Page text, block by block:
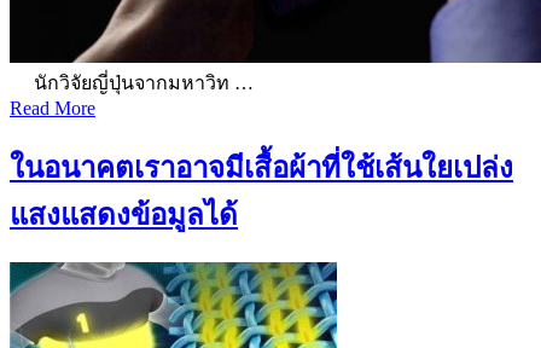
นักวิจัยญี่ปุ่นจากมหาวิท …
Read More
ในอนาคตเราอาจมีเสื้อผ้าที่ใช้เส้นใยเปล่ง
แสงแสดงข้อมูลได้